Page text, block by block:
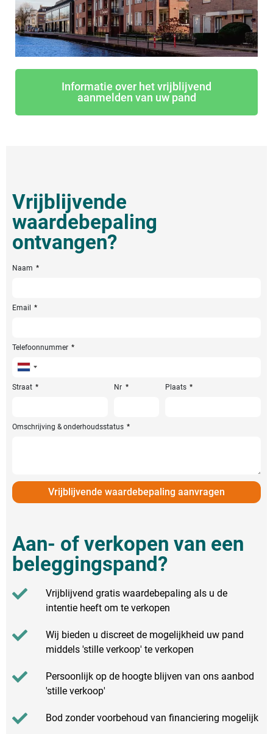
Informatie over het vrijblijvend
aanmelden van uw pand
Vrijblijvende
waardebepaling
ontvangen?
Naam
Email
Telefoonnummer
Netherlands
+31
Straat Nr Plaats
Omschrijving & onderhoudsstatus
Vrijblijvende waardebepaling aanvragen
Aan- of verkopen van een
beleggingspand?
Vrijblijvend gratis waardebepaling als u de
intentie heeft om te verkopen
Wij bieden u discreet de mogelijkheid uw pand
middels 'stille verkoop' te verkopen
Persoonlijk op de hoogte blijven van ons aanbod
'stille verkoop'
Bod zonder voorbehoud van financiering mogelijk